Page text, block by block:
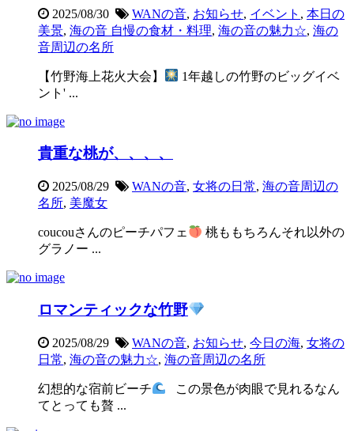
2025/08/30 WANの音, お知らせ, イベント , 本日の
美景, 海の音 自慢の食材・料理, 海の音の魅力☆, 海の
音周辺の名所
【竹野海上花火大会】
1年越しの竹野のビッグイベ
ント' ...
貴重な桃が、、、、
2025/08/29 WANの音, 女将の日常, 海の音周辺の
名所, 美魔女
coucouさんのピーチパフェ
桃ももちろんそれ以外の
グラノー ...
ロマンティックな竹野
2025/08/29 WANの音, お知らせ, 今日の海, 女将の
日常, 海の音の魅力☆, 海の音周辺の名所
幻想的な宿前ビーチ
この景色が肉眼で見れるなん
てとっても贅 ...